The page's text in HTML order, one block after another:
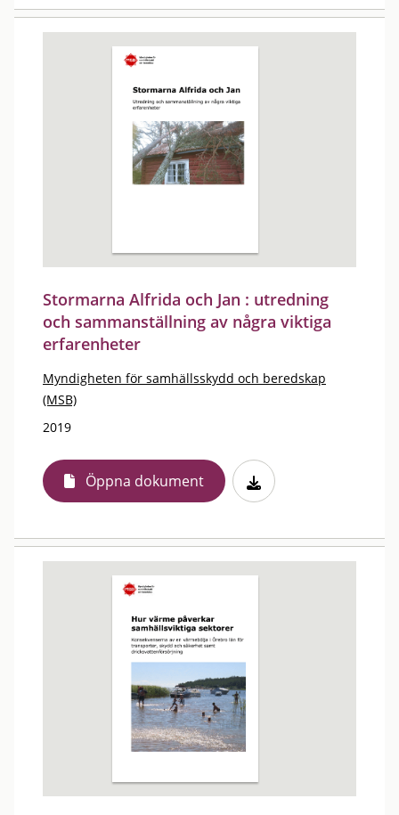
Stormarna Alfrida och Jan : utredning
och sammanställning av några viktiga
erfarenheter
Myndigheten för samhällsskydd och beredskap
(MSB)
2019
Öppna dokument